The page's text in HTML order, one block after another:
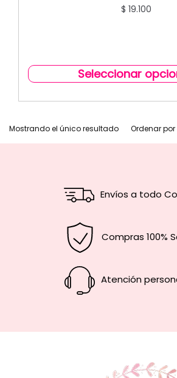
$ 19.100
Seleccionar
Mostrando el único resultado
Envíos a todo
Compras 100%
Atención